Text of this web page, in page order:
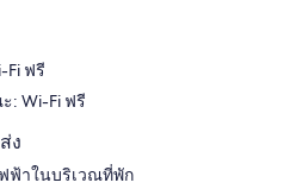
Fi ฟรี
: Wi-Fi ฟรี
ง
ฟ้าในบริเวณที่พัก